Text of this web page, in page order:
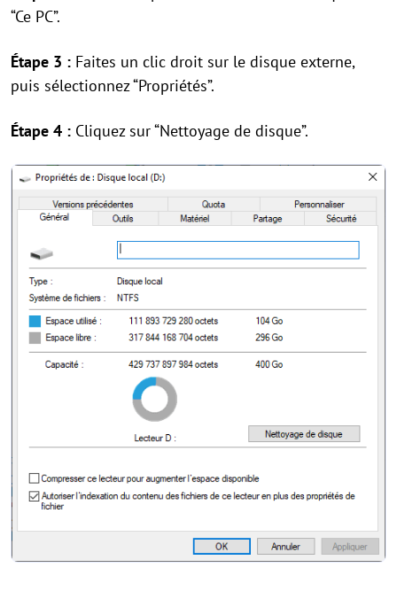
“Ce PC”.
Étape 3 : Faites un clic droit sur le disque externe,
puis sélectionnez “Propriétés”.
Étape 4 : Cliquez sur “Nettoyage de disque”.